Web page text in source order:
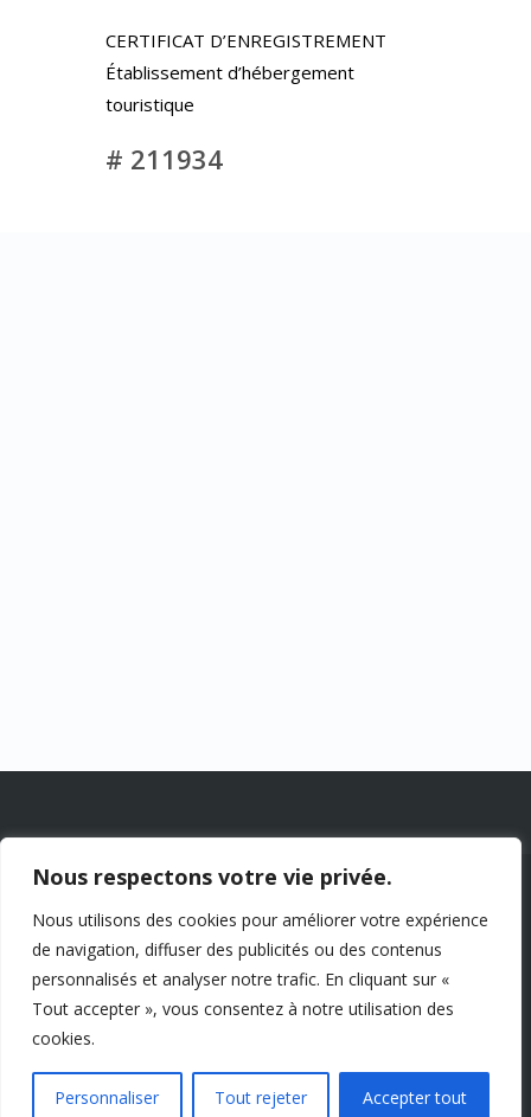
Nous respectons votre vie privée.
Nous utilisons des cookies pour améliorer votre expérience
de navigation, diffuser des publicités ou des contenus
personnalisés et analyser notre trafic. En cliquant sur «
Tout accepter », vous consentez à notre utilisation des
cookies.
Personnaliser Tout rejeter Accepter tout
CERTIFICAT D’ENREGISTREMENT
Établissement d’hébergement
touristique
# 211934
1961 Chemin de la Montagne, Sainte-
Agathe-des-Monts (Québec) J8C 0J6
-Certificats CITQ : 258053, 211934,
Politique de confidentialité.